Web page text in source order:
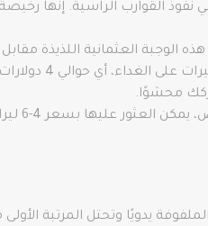
القوارب الراسية. إنها
الفطيرة: نوع من
يدويًا وتحتل المرتبة الأولى